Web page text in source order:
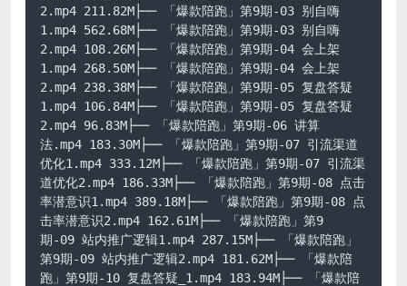
2.mp4 211.82M├── 「爆款陪跑」第9期-03 别自嗨
1.mp4 562.68M├── 「爆款陪跑」第9期-03 别自嗨
2.mp4 108.26M├── 「爆款陪跑」第9期-04 会上架
1.mp4 268.50M├── 「爆款陪跑」第9期-04 会上架
2.mp4 238.38M├── 「爆款陪跑」第9期-05 复盘答疑
1.mp4 106.84M├── 「爆款陪跑」第9期-05 复盘答疑
2.mp4 96.83M├── 「爆款陪跑」第9期-06 讲算
法.mp4 183.30M├── 「爆款陪跑」第9期-07 引流渠道
优化1.mp4 333.12M├── 「爆款陪跑」第9期-07 引流渠
道优化2.mp4 186.33M├── 「爆款陪跑」第9期-08 点击
率潜意识1.mp4 389.18M├── 「爆款陪跑」第9期-08 点
击率潜意识2.mp4 162.61M├── 「爆款陪跑」第9
期-09 站内推广逻辑1.mp4 287.15M├── 「爆款陪跑」
第9期-09 站内推广逻辑2.mp4 181.62M├── 「爆款陪
跑」第9期-10 复盘答疑_1.mp4 183.94M├── 「爆款陪